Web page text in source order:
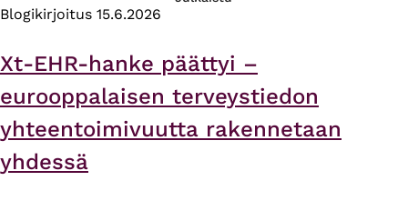
Blogikirjoitus 15.6.2026
Xt-EHR-hanke päättyi –
eurooppalaisen terveystiedon
yhteentoimivuutta rakennetaan
yhdessä